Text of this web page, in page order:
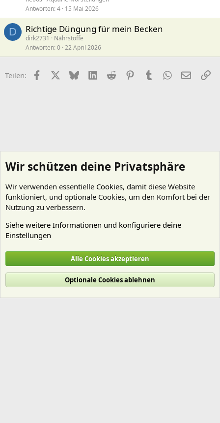
Antworten 4 15 Mai 2026
D Richtige Düngung für mein Becken
dirk2731
Nährstoffe
Antworten 0 22 April 2026
Teilen: FacebookX (Twitter)
BlueskyLinkedIn
Reddit PinterestTumblr WhatsApp
E-Mail
Cookies
Deutsch (Du)
Nutzungsbedingungen
Datenschutz Hilfe und Impressum
R
Wir schützen deine Privatsphäre
Wir verwenden essentielle Cookies, damit diese Website
funktioniert, und optionale Cookies, um den Komfort bei der
Nutzung zu verbessern.
Siehe weitere Informationen und konfiguriere deine
Einstellungen
Alle Cookies akzeptieren
Optionale Cookies ablehnen